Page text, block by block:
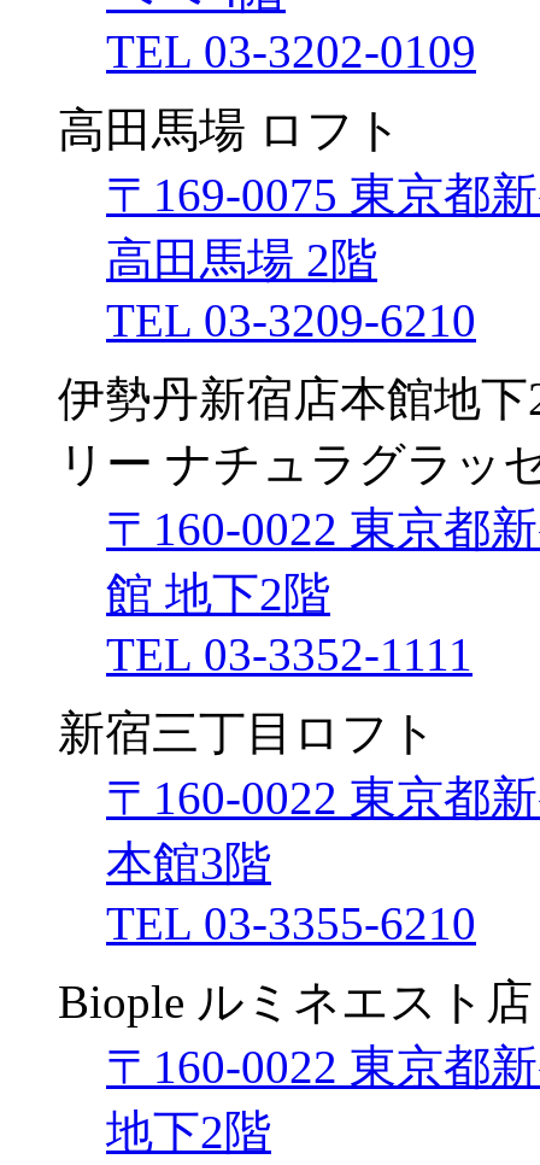
TEL 03-3202-0109
高田馬場 ロフト
〒169-0075 東京都
高田馬場 2階
TEL 03-3209-6210
伊勢丹新宿店本館地
リー ナチュラグラッ
〒160-0022 東京都
館 地下2階
TEL 03-3352-1111
新宿三丁目ロフト
〒160-0022 東京都
本館3階
TEL 03-3355-6210
Biople ルミネエスト店
〒160-0022 東京都
地下2階